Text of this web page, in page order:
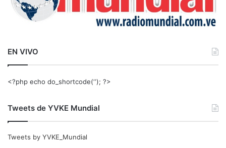
EN VIVO
<?php echo do_shortcode(‘‘); ?>
Tweets de YVKE Mundial
Tweets by YVKE_Mundial